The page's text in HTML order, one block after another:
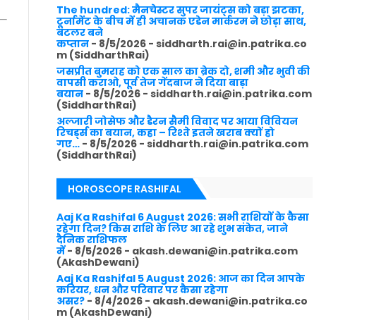
The hundred: मैनचेस्टर सुपर जायंट्स को बड़ा झटका,
टूर्नामेंट के बीच में ही अचानक एडेन मार्करम ने छोड़ा साथ,
बटलर बने
कप्तान - 8/5/2026 - siddharth.rai@in.patrika.co
m (SiddharthRai)
जसप्रीत बुमराह को एक साल का ब्रेक दो, शमी और भुवी की
वापसी कराओ, पूर्व तेज गेंदबाज ने दिया बाड़ा
बयान - 8/5/2026 - siddharth.rai@in.patrika.com
(SiddharthRai)
अल्जारी जोसेफ और डैरन सैमी विवाद पर आया विवियन
रिचर्ड्स का बयान, कहा – रिश्ते इतने खराब क्यों हो
गए… - 8/5/2026 - siddharth.rai@in.patrika.com
(SiddharthRai)
HOROSCOPE RASHIFAL
Aaj Ka Rashifal 6 August 2026: सभी राशियों के कैसा
रहेगा दिन? किस राशि के लिए आ रहे शुभ संकेत, जाने
दैनिक राशिफल
में- 8/5/2026 - akash.dewani@in.patrika.com
(AkashDewani)
Aaj Ka Rashifal 5 August 2026: आज का दिन आपके
करियर, धन और परिवार पर कैसा रहेगा
असर? - 8/4/2026 - akash.dewani@in.patrika.co
m (AkashDewani)